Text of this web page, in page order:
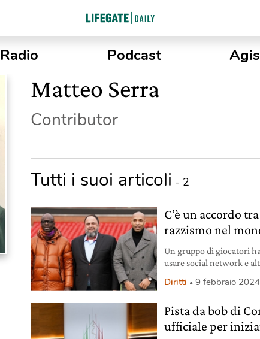
Radio Podcast
Matteo Serra
Contributor
Tutti i suoi articoli - 2
C’è un accordo
razzismo nel
Un gruppo di giocatori
usare social network e
Diritti 9 febbraio 2024
Pista da bob di
ufficiale per